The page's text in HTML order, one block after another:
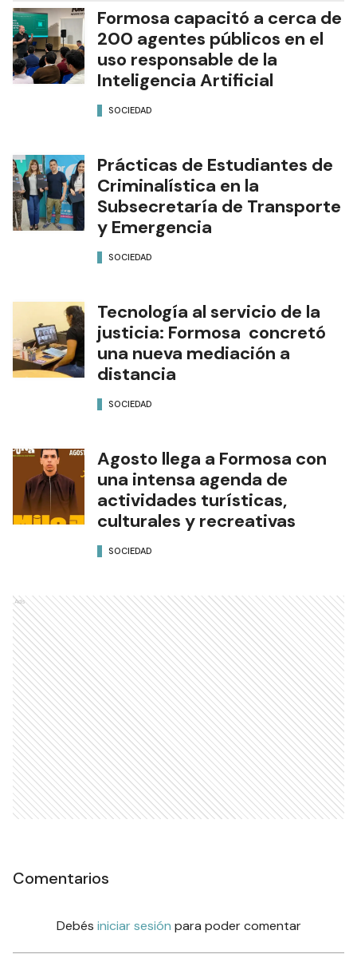
Formosa capacitó a cerca de
200 agentes públicos en el
uso responsable de la
Inteligencia Artificial
SOCIEDAD
Prácticas de Estudiantes de
Criminalística en la
Subsecretaría de Transporte
y Emergencia
SOCIEDAD
Tecnología al servicio de la
justicia: Formosa concretó
una nueva mediación a
distancia
SOCIEDAD
Agosto llega a Formosa con
una intensa agenda de
actividades turísticas,
culturales y recreativas
SOCIEDAD
Ads
Comentarios
Debés iniciar sesión para poder comentar